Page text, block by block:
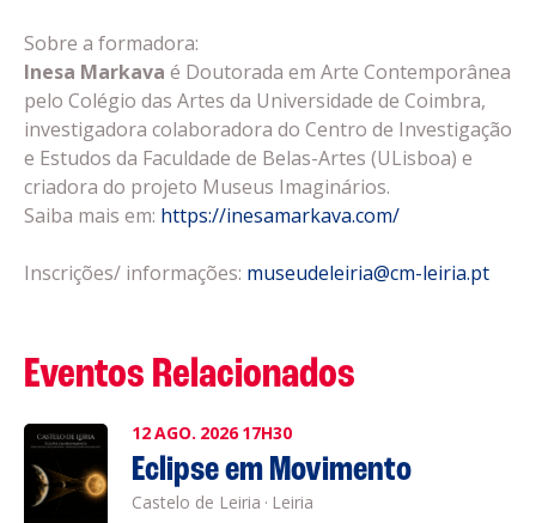
Sobre a formadora:
Inesa Markava é Doutorada em Arte Contemporânea
pelo Colégio das Artes da Universidade de Coimbra,
investigadora colaboradora do Centro de Investigação
e Estudos da Faculdade de Belas-Artes (ULisboa) e
criadora do projeto Museus Imaginários.
Saiba mais em: https://inesamarkava.com/
Inscrições/ informações: museudeleiria@cm-leiria.pt
Eventos Relacionados
12AGO. 2026 17H30
Eclipse em Movimento
Castelo de Leiria · Leiria